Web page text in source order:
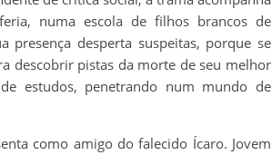
numa escola de filhos brancos de
desperta suspeitas, porque se
descobrir pistas da morte de seu melhor
estudos, penetrando num mundo de
como amigo do falecido Ícaro. Jovem